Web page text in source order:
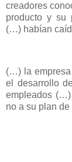
creadores
producto y su
(…) habían
(…) la empresa
el desarrollo
empleados
no a su plan